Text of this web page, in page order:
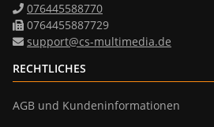
076445588770
0764455887729
support@cs-multimedia.de
RECHTLICHES
AGB und Kundeninformationen